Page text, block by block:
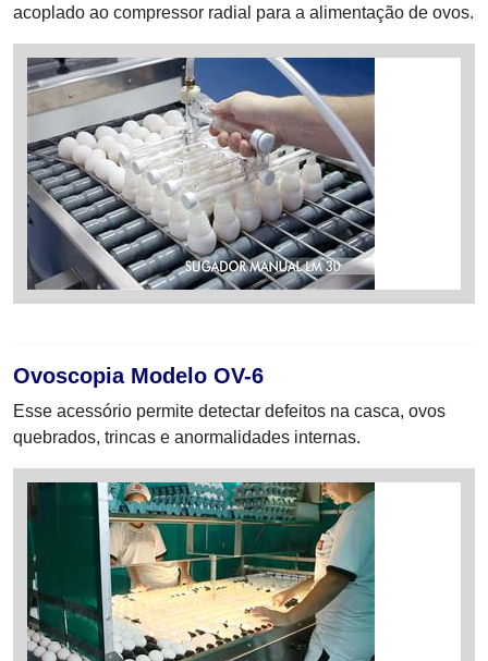
acoplado ao compressor radial para a alimentação de ovos.
Ovoscopia Modelo OV-6
Esse acessório permite detectar defeitos na casca, ovos
quebrados, trincas e anormalidades internas.